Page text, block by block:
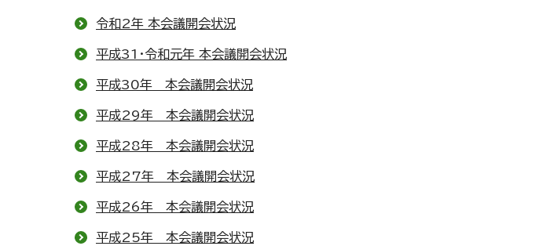
令和2年 本会議開会状況
平成31・令和元年 本会議開会状況
平成30年 本会議開会状況
平成29年 本会議開会状況
平成28年 本会議開会状況
平成27年 本会議開会状況
平成26年 本会議開会状況
平成25年 本会議開会状況